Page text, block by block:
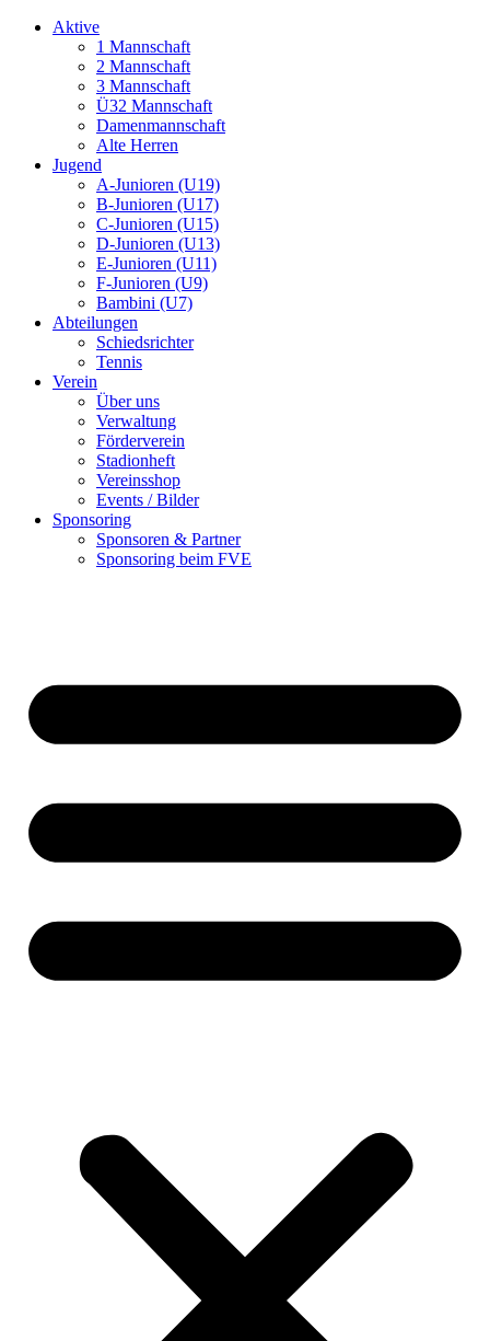
Aktive
1 Mannschaft
2 Mannschaft
3 Mannschaft
Ü32 Mannschaft
Damenmannschaft
Alte Herren
Jugend
A-Junioren (U19)
B-Junioren (U17)
C-Junioren (U15)
D-Junioren (U13)
E-Junioren (U11)
F-Junioren (U9)
Bambini (U7)
Abteilungen
Schiedsrichter
Tennis
Verein
Über uns
Verwaltung
Förderverein
Stadionheft
Vereinsshop
Events / Bilder
Sponsoring
Sponsoren & Partner
Sponsoring beim FVE